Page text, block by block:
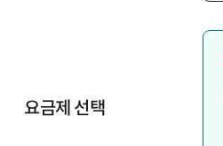
요금제 선택